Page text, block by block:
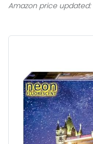
Amazon price updated: